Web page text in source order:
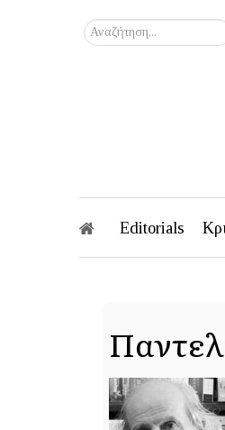
Αναζήτηση...
Editorials